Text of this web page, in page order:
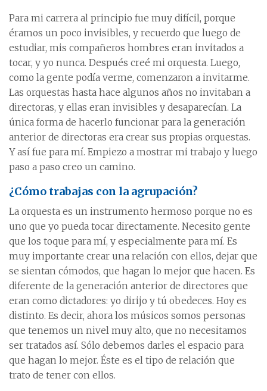
Para mi carrera al principio fue muy difícil, porque
éramos un poco invisibles, y recuerdo que luego de
estudiar, mis compañeros hombres eran invitados a
tocar, y yo nunca. Después creé mi orquesta. Luego,
como la gente podía verme, comenzaron a invitarme.
Las orquestas hasta hace algunos años no invitaban a
directoras, y ellas eran invisibles y desaparecían. La
única forma de hacerlo funcionar para la generación
anterior de directoras era crear sus propias orquestas.
Y así fue para mí. Empiezo a mostrar mi trabajo y luego
paso a paso creo un camino.
¿Cómo trabajas con la agrupación?
La orquesta es un instrumento hermoso porque no es
uno que yo pueda tocar directamente. Necesito gente
que los toque para mí, y especialmente para mí. Es
muy importante crear una relación con ellos, dejar que
se sientan cómodos, que hagan lo mejor que hacen. Es
diferente de la generación anterior de directores que
eran como dictadores: yo dirijo y tú obedeces. Hoy es
distinto. Es decir, ahora los músicos somos personas
que tenemos un nivel muy alto, que no necesitamos
ser tratados así. Sólo debemos darles el espacio para
que hagan lo mejor. Éste es el tipo de relación que
trato de tener con ellos.